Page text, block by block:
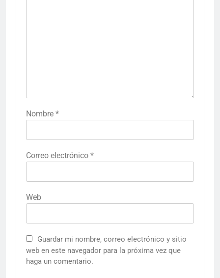
Nombre *
Correo electrónico *
Web
Guardar mi nombre, correo electrónico y sitio
web en este navegador para la próxima vez que
haga un comentario.